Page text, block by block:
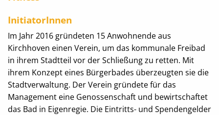
InitiatorInnen
Im Jahr 2016 gründeten 15 Anwohnende aus
Kirchhoven einen Verein, um das kommunale Freibad
in ihrem Stadtteil vor der Schließung zu retten. Mit
ihrem Konzept eines Bürgerbades überzeugten sie die
Stadtverwaltung. Der Verein gründete für das
Management eine Genossenschaft und bewirtschaftet
das Bad in Eigenregie. Die Eintritts- und Spendengelder